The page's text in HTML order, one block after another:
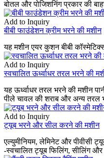
बोतल और पोजिशनिंग प्रकार की
Add to Inquiry
बीबी फाउंडेशन क्रीम भरने की मशीन
यह मशीन एयर कुशन बीबी
Add to Inquiry
स्वचालित ऊर्ध्वाधर तरल भरने की
यह ऊर्ध्वाधर तरल भरने की मशीन
पीले चावल की शराब और अन्य तरल
Add to Inquiry
ट्यूब भरने और सील करने की मशीन
एल्युमीनियम, लेमिनेट और पीवीसी
-स्वचालित ट्यूब फिलिंग, सीलिंग और